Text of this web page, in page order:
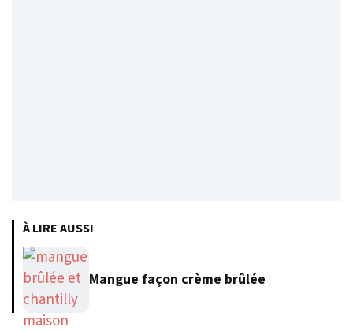
À LIRE AUSSI
Mangue façon crème brûlée